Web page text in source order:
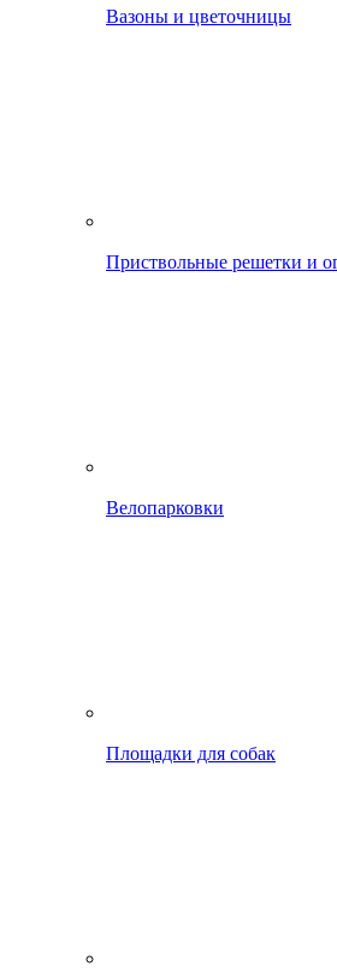
Вазоны и цветочницы
Приствольные решетки и
Велопарковки
Площадки для собак